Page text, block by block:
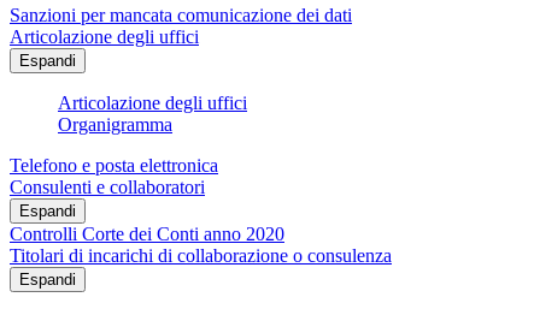
Sanzioni per mancata comunicazione dei dati
Articolazione degli uffici
Espandi
Articolazione degli uffici
Organigramma
Telefono e posta elettronica
Consulenti e collaboratori
Espandi
Controlli Corte dei Conti anno 2020
Titolari di incarichi di collaborazione o consulenza
Espandi